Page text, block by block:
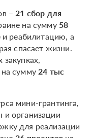
–21 сбор для
на сумму 58
реабилитацию, а
спасает жизни.
на сумму24 тыс
мини-грантинга,
организации
для реализации